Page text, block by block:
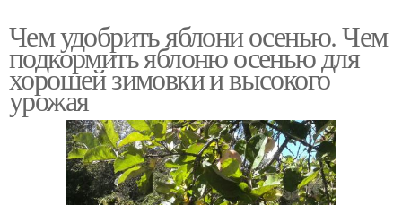
Чем удобрить яблони осенью. Чем
подкормить яблоню осенью для
хорошей зимовки и высокого
урожая